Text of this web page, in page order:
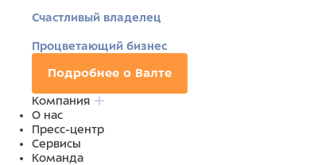
Счастливый владелец
Процветающий бизнес
Подробнее о Валте
Компания
О нас
Пресс-центр
Сервисы
Команда